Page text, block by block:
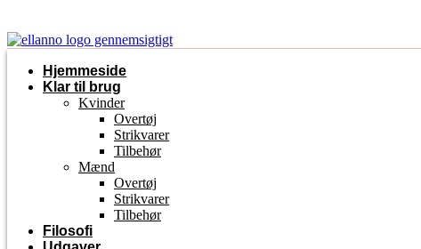
Hjemmeside
Klar til brug
Kvinder
Overtøj
Strikvarer
Tilbehør
Mænd
Overtøj
Strikvarer
Tilbehør
Filosofi